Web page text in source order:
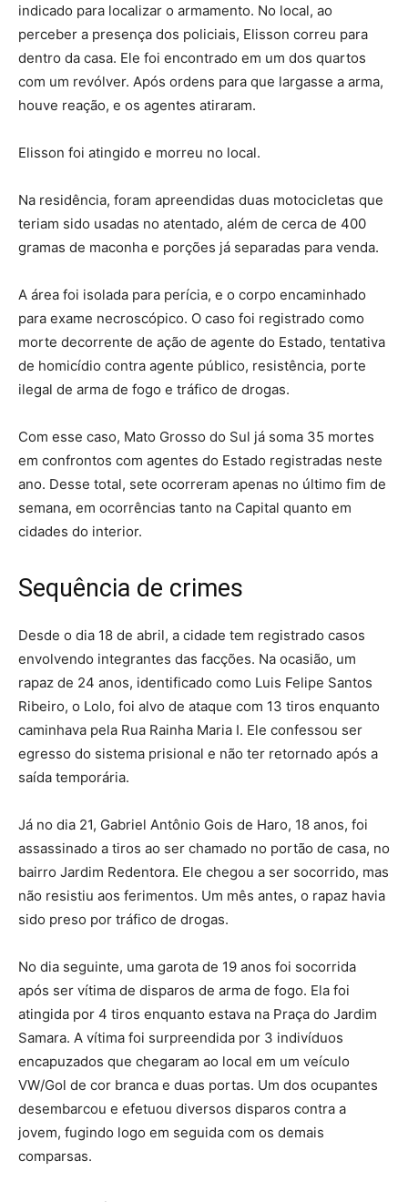
indicado para localizar o armamento. No local, ao
perceber a presença dos policiais, Elisson correu para
dentro da casa. Ele foi encontrado em um dos quartos
com um revólver. Após ordens para que largasse a arma,
houve reação, e os agentes atiraram.
Elisson foi atingido e morreu no local.
Na residência, foram apreendidas duas motocicletas que
teriam sido usadas no atentado, além de cerca de 400
gramas de maconha e porções já separadas para venda.
A área foi isolada para perícia, e o corpo encaminhado
para exame necroscópico. O caso foi registrado como
morte decorrente de ação de agente do Estado, tentativa
de homicídio contra agente público, resistência, porte
ilegal de arma de fogo e tráfico de drogas.
Com esse caso, Mato Grosso do Sul já soma 35 mortes
em confrontos com agentes do Estado registradas neste
ano. Desse total, sete ocorreram apenas no último fim de
semana, em ocorrências tanto na Capital quanto em
cidades do interior.
Sequência de crimes
Desde o dia 18 de abril, a cidade tem registrado casos
envolvendo integrantes das facções. Na ocasião, um
rapaz de 24 anos, identificado como Luis Felipe Santos
Ribeiro, o Lolo, foi alvo de ataque com 13 tiros enquanto
caminhava pela Rua Rainha Maria I. Ele confessou ser
egresso do sistema prisional e não ter retornado após a
saída temporária.
Já no dia 21, Gabriel Antônio Gois de Haro, 18 anos, foi
assassinado a tiros ao ser chamado no portão de casa, no
bairro Jardim Redentora. Ele chegou a ser socorrido, mas
não resistiu aos ferimentos. Um mês antes, o rapaz havia
sido preso por tráfico de drogas.
No dia seguinte, uma garota de 19 anos foi socorrida
após ser vítima de disparos de arma de fogo. Ela foi
atingida por 4 tiros enquanto estava na Praça do Jardim
Samara. A vítima foi surpreendida por 3 indivíduos
encapuzados que chegaram ao local em um veículo
VW/Gol de cor branca e duas portas. Um dos ocupantes
desembarcou e efetuou diversos disparos contra a
jovem, fugindo logo em seguida com os demais
comparsas.